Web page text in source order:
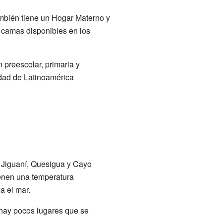
tiene un Hogar Materno y
disponibles en los
preescolar, primaria y
de Latinoamérica
Quesigua y Cayo
una temperatura
el mar.
pocos lugares que se